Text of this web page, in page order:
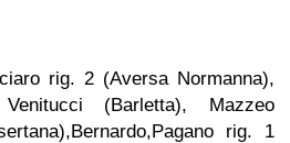
rig. 2 (Aversa Normanna),
(Barletta), Mazzeo
rig. 1